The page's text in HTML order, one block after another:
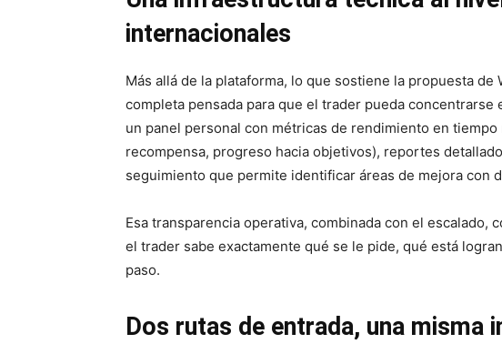
internacionales
Más allá de la plataforma, lo que sostiene la propuesta
completa pensada para que el trader pueda
un panel personal con métricas de rendimiento en
recompensa, progreso hacia objetivos), reportes
seguimiento que permite identificar áreas de mejora con
Esa transparencia operativa, combinada con el escalado,
el trader sabe exactamente qué se le pide, qué está
paso.
Dos rutas de entrada, una misma